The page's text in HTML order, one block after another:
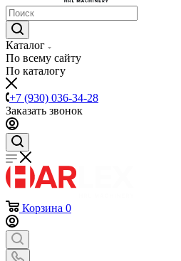
Каталог
По всему сайту
По каталогу
+7 (930) 036-34-28
Заказать звонок
Корзина 0